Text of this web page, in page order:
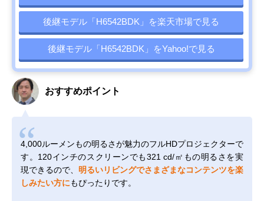
後継モデル「H6542BDK」を楽天市場で見る
後継モデル「H6542BDK」をYahoo!で見る
おすすめポイント
4,000ルーメンもの明るさが魅力のフルHDプロジェクターで
す。120インチのスクリーンでも321 cd/㎡もの明るさを実
現できるので、 明るいリビングでさまざまなコンテンツを楽
しみたい方にもぴったりです。